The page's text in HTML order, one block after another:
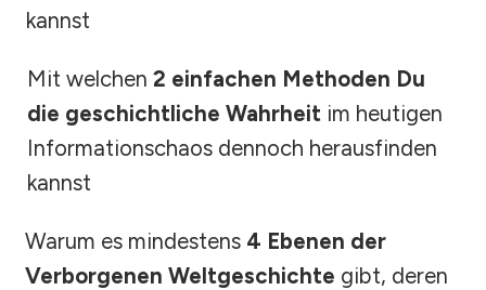
kannst
Mit welchen 2 einfachen Methoden Du
die geschichtliche Wahrheitim heutigen
Informationschaos dennoch herausfinden
kannst
Warum es mindestens 4 Ebenen der
Verborgenen Weltgeschichte gibt, deren